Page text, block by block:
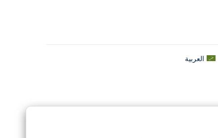
العربية